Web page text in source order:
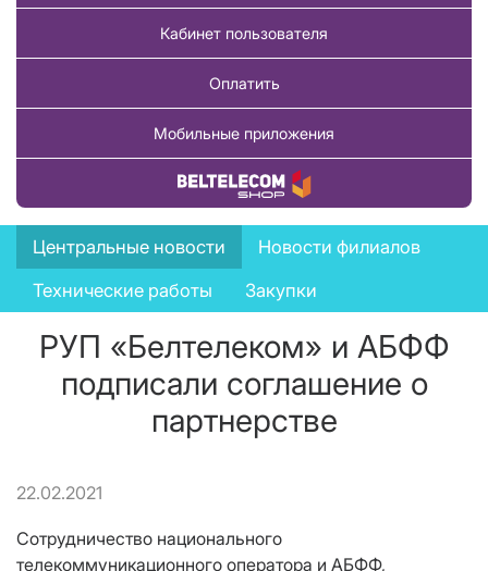
Кабинет пользователя
Оплатить
Мобильные приложения
Купить товар
News
menu
Центральные новости
Новости филиалов
Технические работы
Закупки
РУП «Белтелеком» и АБФФ
подписали соглашение о
партнерстве
22.02.2021
Сотрудничество национального
телекоммуникационного оператора и АБФФ,